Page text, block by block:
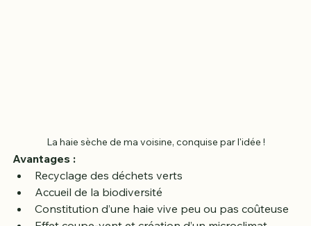
La haie sèche de ma voisine, conquise par l'idée !
Avantages :
Recyclage des déchets verts
Accueil de la biodiversité